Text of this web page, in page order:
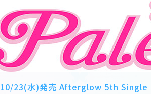
10/23(水)発売 Afterglow 5th Single「